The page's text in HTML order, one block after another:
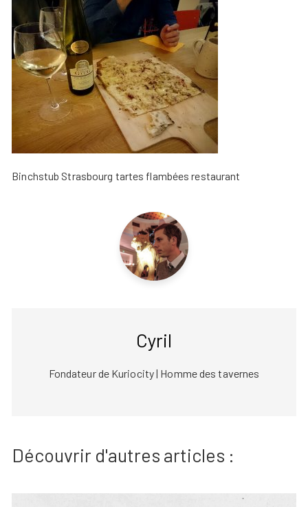
Binchstub Strasbourg tartes flambées restaurant
Cyril
Fondateur de Kuriocity | Homme des tavernes
Découvrir d'autres articles :